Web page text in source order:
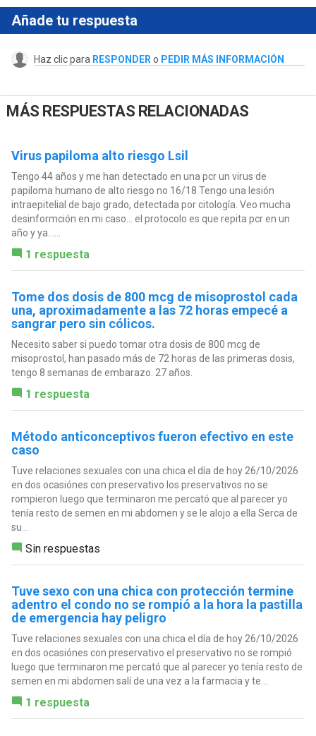
Añade tu respuesta
Haz clic para RESPONDER o PEDIR MÁS INFORMACIÓN
MÁS RESPUESTAS RELACIONADAS
Virus papiloma alto riesgo Lsil
Tengo 44 años y me han detectado en una pcr un virus de
papiloma humano de alto riesgo no 16/18 Tengo una lesión
intraepitelial de bajo grado, detectada por citología. Veo mucha
desinformción en mi caso… el protocolo es que repita pcr en un
año y ya…...
1 respuesta
Tome dos dosis de 800 mcg de misoprostol cada
una, aproximadamente a las 72 horas empecé a
sangrar pero sin cólicos.
Necesito saber si puedo tomar otra dosis de 800 mcg de
misoprostol, han pasado más de 72 horas de las primeras dosis,
tengo 8 semanas de embarazo. 27 años.
1 respuesta
Método anticonceptivos fueron efectivo en este
caso
Tuve relaciones sexuales con una chica el día de hoy 26/10/2026
en dos ocasiónes con preservativo los preservativos no se
rompieron luego que terminaron me percató que al parecer yo
tenía resto de semen en mi abdomen y se le alojo a ella Serca de
su...
Sin respuestas
Tuve sexo con una chica con protección termine
adentro el condo no se rompió a la hora la pastilla
de emergencia hay peligro
Tuve relaciones sexuales con una chica el día de hoy 26/10/2026
en dos ocasiónes con preservativo el preservativo no se rompió
luego que terminaron me percató que al parecer yo tenía resto de
semen en mi abdomen salí de una vez a la farmacia y te...
1 respuesta